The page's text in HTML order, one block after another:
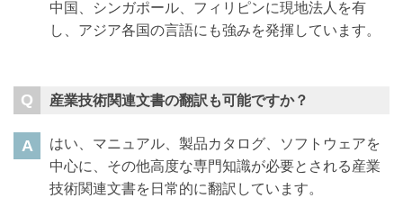
中国、シンガポール、フィリピンに現地法人を有
し、アジア各国の言語にも強みを発揮しています。
産業技術関連文書の翻訳も可能ですか？
はい、マニュアル、製品カタログ、ソフトウェアを
中心に、その他高度な専門知識が必要とされる産業
技術関連文書を日常的に翻訳しています。